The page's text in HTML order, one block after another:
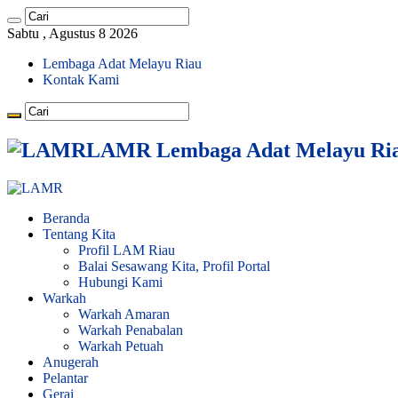
Sabtu , Agustus 8 2026
Lembaga Adat Melayu Riau
Kontak Kami
LAMR Lembaga Adat Melayu
Beranda
Tentang Kita
Profil LAM Riau
Balai Sesawang Kita, Profil Portal
Hubungi Kami
Warkah
Warkah Amaran
Warkah Penabalan
Warkah Petuah
Anugerah
Pelantar
Gerai